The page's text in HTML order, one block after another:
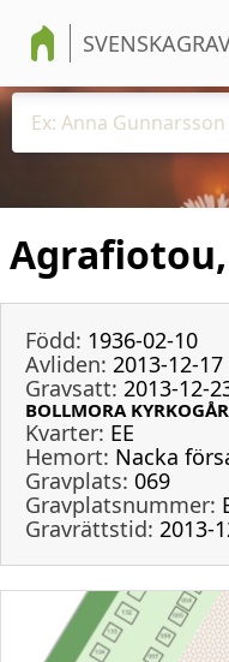
Född: 1936-02-10
Avliden: 2013-12-17
Gravsatt: 2013-12-
BOLLMORA
Kvarter: EE
Hemort: Nacka
Gravplats: 069
Gravplatsnummer:
Gravrättstid: 2013-